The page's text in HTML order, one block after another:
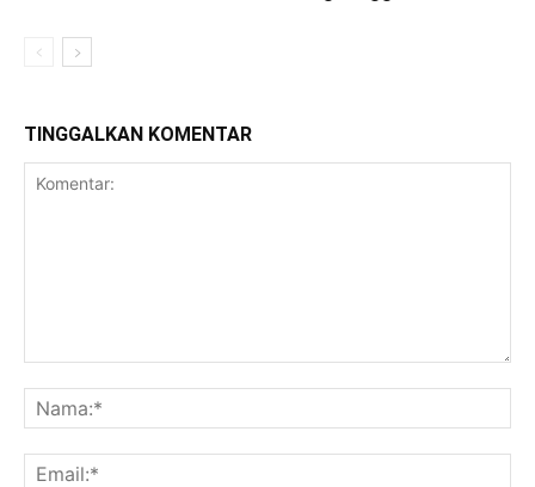
TINGGALKAN KOMENTAR